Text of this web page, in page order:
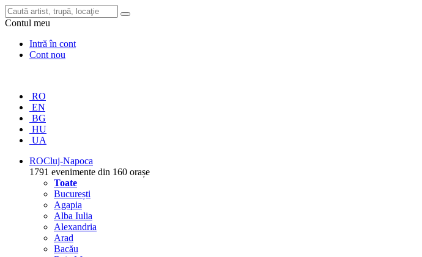
Contul meu
Intră în cont
Cont nou
RO
EN
BG
HU
UA
ROCluj-Napoca
1791 evenimente din 160 orașe
Toate
București
Agapia
Alba Iulia
Alexandria
Arad
Bacău